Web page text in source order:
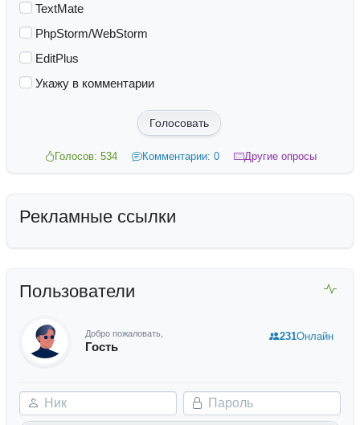
TextMate
PhpStorm/WebStorm
EditPlus
Укажу в комментарии
Голосовать
Голосов: 534 Комментарии: 0 Другие опросы
Рекламные ссылки
Пользователи
Добро пожаловать,
Гость
Ник Пароль
231Онлайн